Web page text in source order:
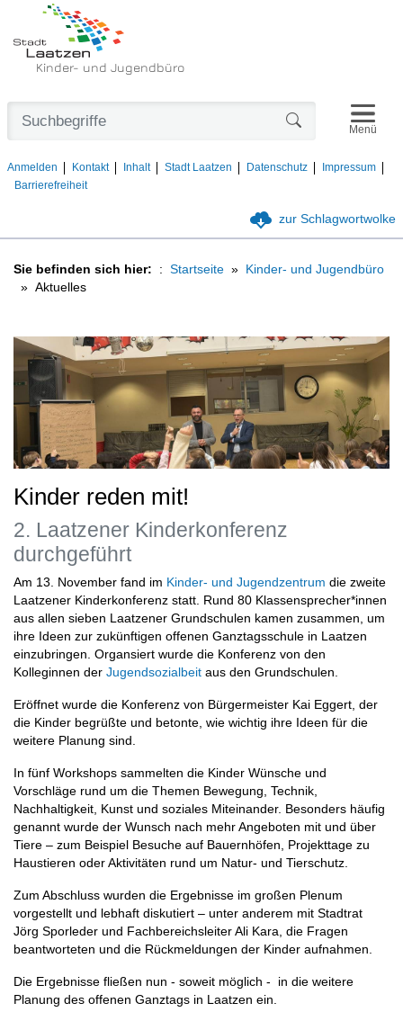
Kinder- und Jugendbüro
Anmelden Kontakt Inhalt Stadt Laatzen Datenschutz
Impressum
Barrierefreiheit
Menü
zur Schlagwortwolke
Sie befinden sich hier: Startseite
Kinder- und Jugendbüro
Aktuelles
Kinder reden mit!
2. Laatzener Kinderkonferenz
durchgeführt
Am 13. November fand im Kinder- und Jugendzentrum die zweite
Laatzener Kinderkonferenz statt. Rund 80 Klassensprecher*innen
aus allen sieben Laatzener Grundschulen kamen zusammen, um
ihre Ideen zur zukünftigen offenen Ganztagsschule in Laatzen
einzubringen. Organsiert wurde die Konferenz von den
Kolleginnen der Jugendsozialbeit aus den Grundschulen.
Eröffnet wurde die Konferenz von Bürgermeister Kai Eggert, der
die Kinder begrüßte und betonte, wie wichtig ihre Ideen für die
weitere Planung sind.
In fünf Workshops sammelten die Kinder Wünsche und
Vorschläge rund um die Themen Bewegung, Technik,
Nachhaltigkeit, Kunst und soziales Miteinander. Besonders häufig
genannt wurde der Wunsch nach mehr Angeboten mit und über
Tiere – zum Beispiel Besuche auf Bauernhöfen, Projekttage zu
Haustieren oder Aktivitäten rund um Natur- und Tierschutz.
Zum Abschluss wurden die Ergebnisse im großen Plenum
vorgestellt und lebhaft diskutiert – unter anderem mit Stadtrat
Jörg Sporleder und Fachbereichsleiter Ali Kara, die Fragen
beantworteten und die Rückmeldungen der Kinder aufnahmen.
Die Ergebnisse fließen nun - soweit möglich - in die weitere
Planung des offenen Ganztags in Laatzen ein.